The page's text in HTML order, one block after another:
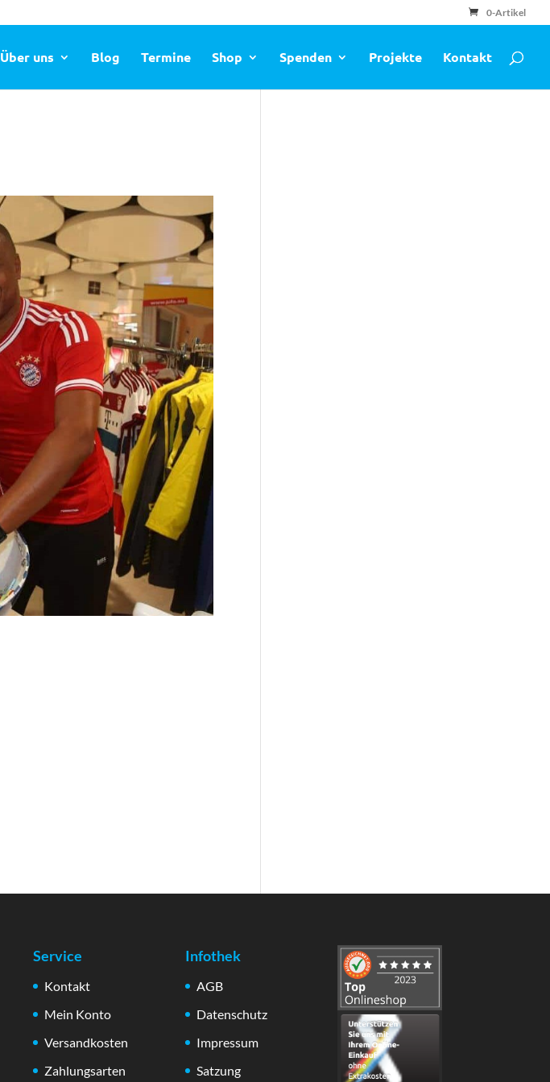
0-Artikel
Über uns Blog Termine Shop Spenden Projekte Kontakt
Service
Kontakt
Mein Konto
Versandkosten
Zahlungsarten
Infothek
AGB
Datenschutz
Impressum
Satzung